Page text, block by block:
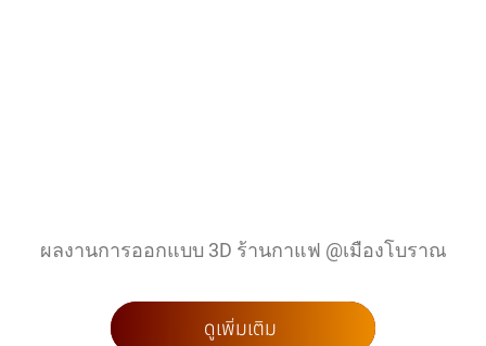
ผลงานการออกแบบ 3D ร้านกาแฟ @เมืองโบราณ
ดูเพิ่มเติม